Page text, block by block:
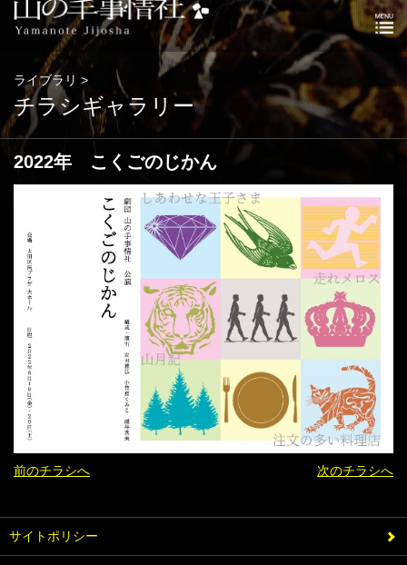
ライブラリ >
チラシギャラリー
2022年 こくごのじかん
前のチラシへ 次のチラシへ
サイトポリシー